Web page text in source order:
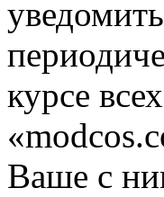
курсе
Ваше с